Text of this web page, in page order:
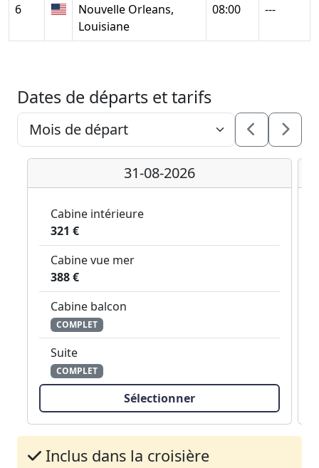
6
Nouvelle Orleans,
Louisiane
08:00 ---
Dates de départs et tarifs
31-08-2026
Cabine intérieure
321 €
Cabine vue mer
388 €
Cabine balcon
COMPLET
Suite
COMPLET
Sélectionner
Inclus dans la croisière